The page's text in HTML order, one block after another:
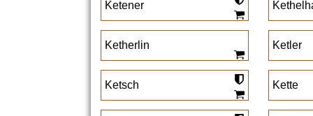
Ketener
Ketherlin Ketler
Ketsch Kette